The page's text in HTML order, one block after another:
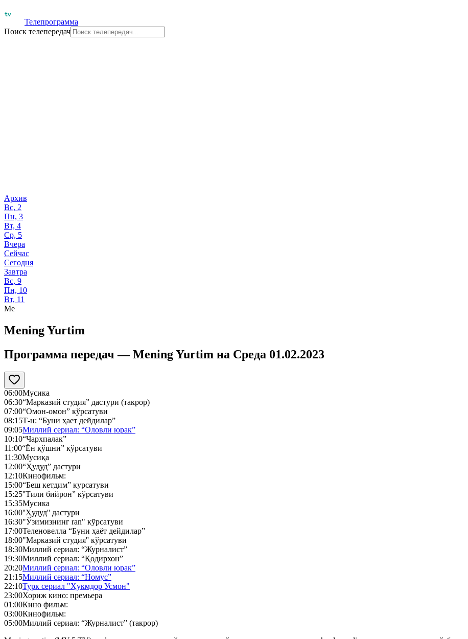
Телепрограмма
Поиск телепередач
Архив
Вс, 2
Пн, 3
Вт, 4
Ср, 5
Вчера
Сейчас
Сегодня
Завтра
Вс, 9
Пн, 10
Вт, 11
Me
Mening Yurtim
Программа передач —Mening Yurtim на Среда 01.02.2023
06:00Мусика
06:30“Марказий студия” дастури (такрор)
07:00“Омон-омон” кўрсатуви
08:15Т-н: “Буни ҳает дейдилар”
09:05Миллий сериал: “Оловли юрак”
10:10“Чархпалак”
11:00“Ён қўшни” кўрсатуви
11:30Мусиқа
12:00“Ҳудуд” дастури
12:10Кинофильм:
15:00“Беш кетдим” курсатуви
15:25''Тили бийрон” кўрсатуви
15:35Мусика
16:00''Ҳудуд'' дастури
16:30"Ўзимизнинг ran" кўрсатуви
17:00Теленовелла “Буни ҳаёт дейдилар”
18:00"Марказий студия'' кўрсатуви
18:30Миллий сериал: “Журналист”
19:30Миллий сериал: “Қодирхон”
20:20Миллий сериал: “Оловли юрак”
21:15Миллий сериал: “Номус”
22:10Турк сериал "Ҳукмдор Усмон"
23:00Хориж кино: премьера
01:00Кино фильм:
03:00Кинофильм:
05:00Миллий сериал: “Журналист” (такрор)